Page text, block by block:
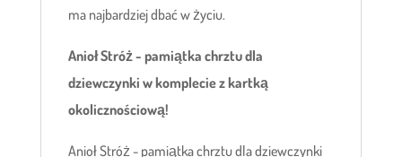
ma najbardziej dbać w życiu.
Anioł Stróż - pamiątka chrztu dla
dziewczynki w komplecie z kartką
okolicznościową!
Anioł Stróż - pamiątka chrztu dla dziewczynki